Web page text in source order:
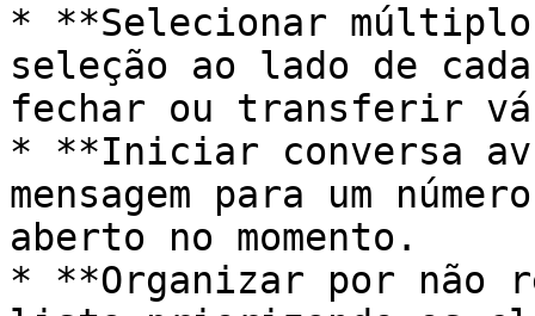
* **Selecionar
seleção ao lado de
fechar ou transferir
* **Iniciar conversa
mensagem para um
aberto no momento.
* **Organizar por não